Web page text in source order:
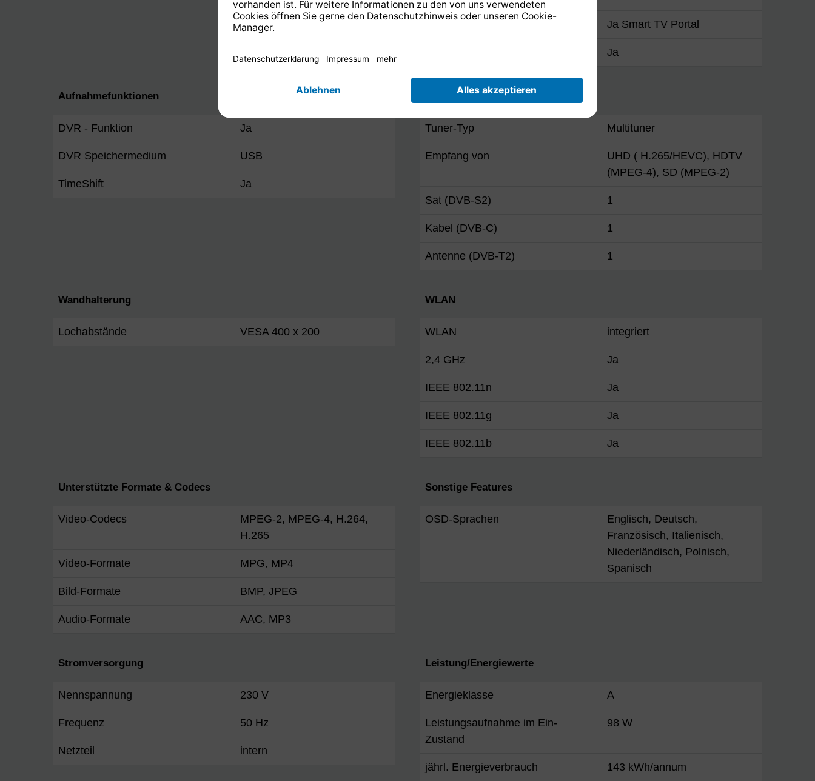
Ja Smart TV Portal
Ja
Aufnahmefunktionen
DVR - Funktion Ja
DVR Speichermedium USB
TimeShift Ja
Tuner-Typ Multituner
Empfang von
UHD ( H.265/HEVC), HDTV
(MPEG-4), SD (MPEG-2)
Sat (DVB-S2) 1
Kabel (DVB-C) 1
Antenne (DVB-T2) 1
Wandhalterung
Lochabstände VESA 400 x 200
WLAN
WLAN integriert
2,4 GHz Ja
IEEE 802.11n Ja
IEEE 802.11g Ja
IEEE 802.11b Ja
Unterstützte Formate & Codecs
Video-Codecs
MPEG-2, MPEG-4, H.264,
H.265
Video-Formate MPG, MP4
Bild-Formate BMP, JPEG
Audio-Formate AAC, MP3
Sonstige Features
OSD-Sprachen
Englisch, Deutsch,
Französisch, Italienisch,
Niederländisch, Polnisch,
Spanisch
Stromversorgung
Nennspannung 230 V
Frequenz 50 Hz
Netzteil intern
Leistung/Energiewerte
Energieklasse A
Leistungsaufnahme im Ein-
Zustand
98 W
jährl. Energieverbrauch 143 kWh/annum